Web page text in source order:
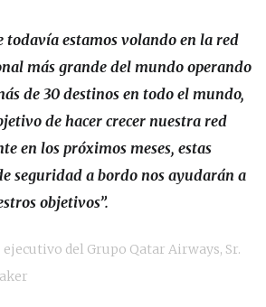
todavía estamos volando en la red
más grande del mundo operando
de 30 destinos en todo el mundo,
de hacer crecer nuestra red
en los próximos meses, estas
seguridad a bordo nos ayudarán a
objetivos”.
del Grupo Qatar Airways, Sr.